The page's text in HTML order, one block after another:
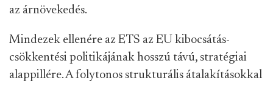
az árnövekedés.
Mindezek ellenére az ETS az EU kibocsátás-
csökkentési politikájának hosszú távú, stratégiai
alappillére. A folytonos strukturális átalakításokkal